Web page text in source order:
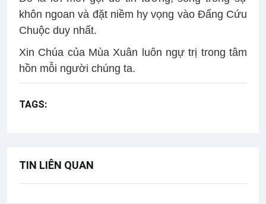
khôn ngoan và đặt niềm hy vọng vào Đấng Cứu
Chuộc duy nhất.
Xin Chúa của Mùa Xuân luôn ngự trị trong tâm
hồn mỗi người chúng ta.
TAGS:
TIN LIÊN QUAN